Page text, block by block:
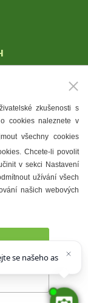
zkušenosti s
cookies naleznete v
všechny cookies
Chcete-li povolit
v sekci Nastavení
užívání všech
našich webových
asistenta